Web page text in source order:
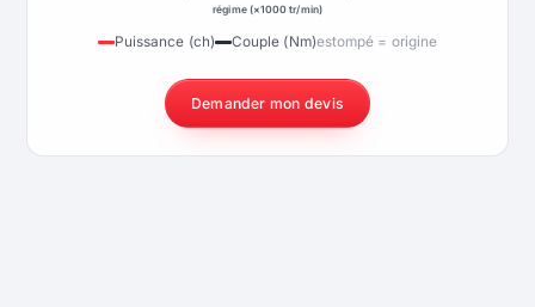
régime (×1000 tr/min)
Puissance (ch) Couple (Nm)estompé = origine
Demander mon devis